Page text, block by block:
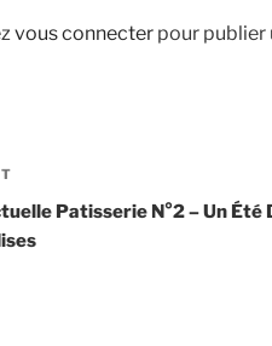
vous connecter pour publier
Patisserie N°2 – Un Été